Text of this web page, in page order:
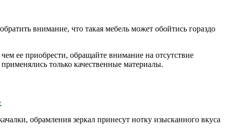
внимание, что такая мебель может обойтись гораздо
ее приобрести, обращайте внимание на отсутствие
только качественные материалы.
обрамления зеркал принесут нотку изысканного вкуса